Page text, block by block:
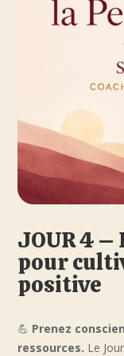
JOUR 4
pour
positive
💪 Prenez
ressources. Le